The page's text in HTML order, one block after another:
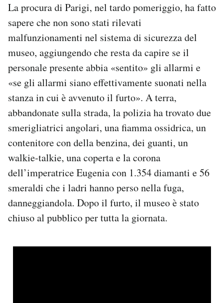
La procura di Parigi, nel tardo pomeriggio, ha fatto
sapere che non sono stati rilevati
malfunzionamenti nel sistema di sicurezza del
museo, aggiungendo che resta da capire se il
personale presente abbia «sentito» gli allarmi e
«se gli allarmi siano effettivamente suonati nella
stanza in cui è avvenuto il furto». A terra,
abbandonate sulla strada, la polizia ha trovato due
smerigliatrici angolari, una fiamma ossidrica, un
contenitore con della benzina, dei guanti, un
walkie-talkie, una coperta e la corona
dell’imperatrice Eugenia con 1.354 diamanti e 56
smeraldi che i ladri hanno perso nella fuga,
danneggiandola. Dopo il furto, il museo è stato
chiuso al pubblico per tutta la giornata.